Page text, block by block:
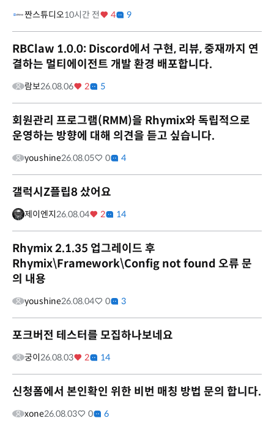
짠스튜디오10시간 전 4 9
RBClaw 1.0.0: Discord에서 구현, 리뷰, 중재까지 연
결하는 멀티에이전트 개발 환경 배포합니다.
람보26.08.06 2 5
회원관리 프로그램(RMM)을 Rhymix와 독립적으로
운영하는 방향에 대해 의견을 듣고 싶습니다.
youshine26.08.05 0 4
갤럭시Z플립8 샀어요
제이엔지26.08.04 2 14
Rhymix 2.1.35 업그레이드 후
Rhymix\Framework\Config not found 오류 문
의 내용
youshine26.08.04 0 3
포크버전 테스터를 모집하나보네요
궁이26.08.03 2 14
신청폼에서 본인확인 위한 비번 매칭 방법 문의 합니다.
xone26.08.03 0 6